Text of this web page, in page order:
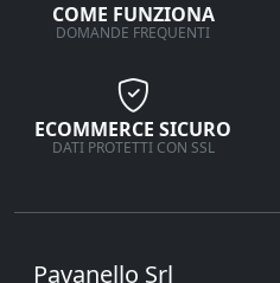
COME FUNZIONA
DOMANDE FREQUENTI
ECOMMERCE SICURO
DATI PROTETTI CON SSL
Pavanello Srl